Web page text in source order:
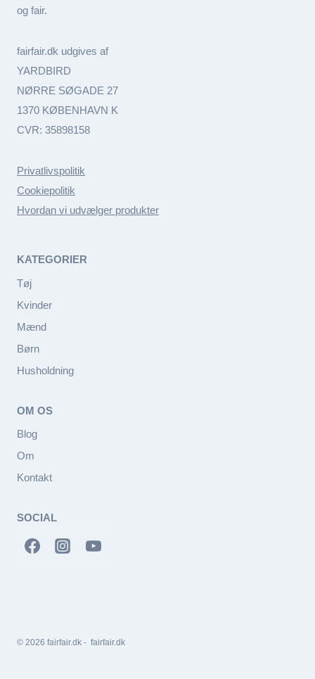
og fair.
fairfair.dk udgives af
YARDBIRD
NØRRE SØGADE 27
1370 KØBENHAVN K
CVR: 35898158
Privatlivspolitik
Cookiepolitik
Hvordan vi udvælger produkter
KATEGORIER
Tøj
Kvinder
Mænd
Børn
Husholdning
OM OS
Blog
Om
Kontakt
SOCIAL
© 2026 fairfair.dk - fairfair.dk